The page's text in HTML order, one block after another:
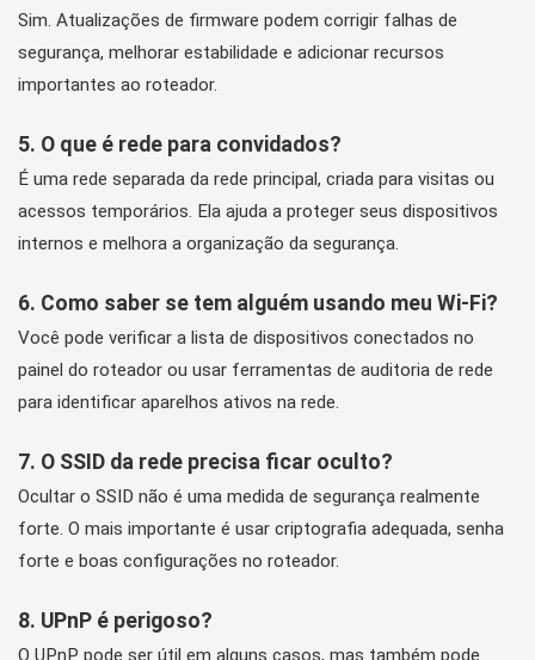
Sim. Atualizações de firmware podem corrigir falhas de
segurança, melhorar estabilidade e adicionar recursos
importantes ao roteador.
5. O que é rede para convidados?
É uma rede separada da rede principal, criada para visitas ou
acessos temporários. Ela ajuda a proteger seus dispositivos
internos e melhora a organização da segurança.
6. Como saber se tem alguém usando meu Wi-Fi?
Você pode verificar a lista de dispositivos conectados no
painel do roteador ou usar ferramentas de auditoria de rede
para identificar aparelhos ativos na rede.
7. O SSID da rede precisa ficar oculto?
Ocultar o SSID não é uma medida de segurança realmente
forte. O mais importante é usar criptografia adequada, senha
forte e boas configurações no roteador.
8. UPnP é perigoso?
O UPnP pode ser útil em alguns casos, mas também pode